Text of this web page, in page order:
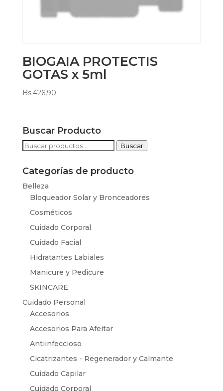
BIOGAIA PROTECTIS
GOTAS x 5ml
Bs.426,90
Buscar Producto
Buscar
Buscar
Categorías de producto
Belleza
Bloqueador Solar y Bronceadores
Cosméticos
Cuidado Corporal
Cuidado Facial
Hidratantes Labiales
Manicure y Pedicure
SKINCARE
Cuidado Personal
Accesorios
Accesorios Para Afeitar
Antiinfeccioso
Cicatrizantes - Regenerador y Calmante
Cuidado Capilar
Cuidado Corporal